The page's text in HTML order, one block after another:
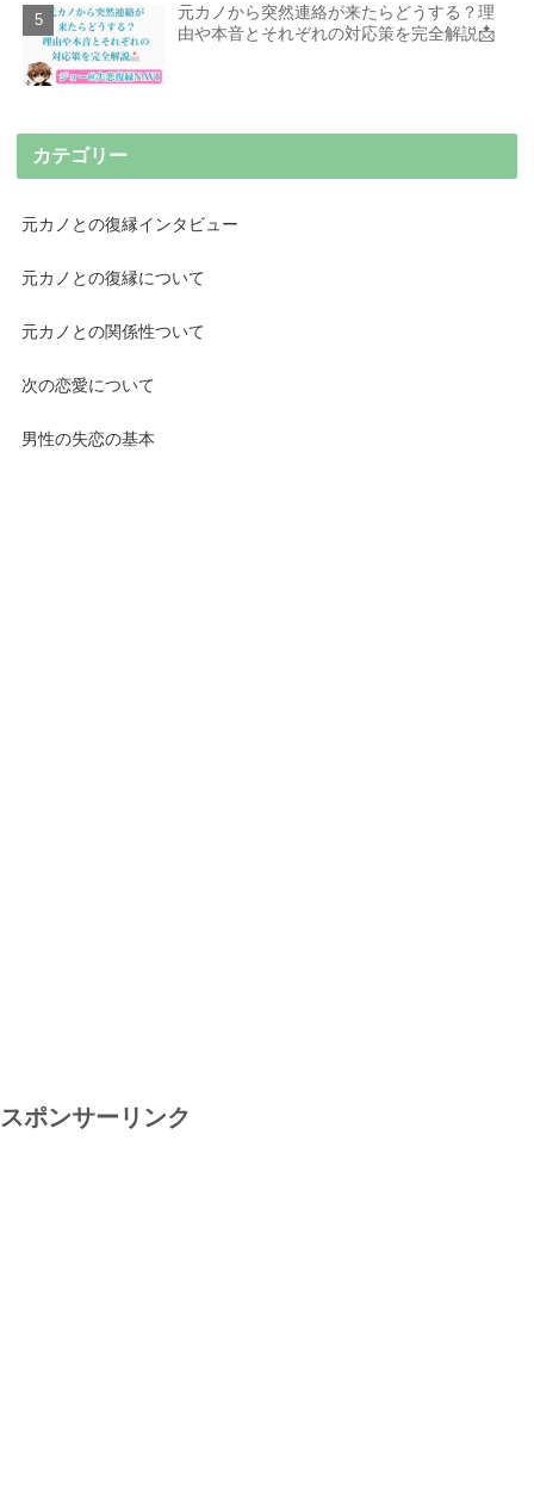
元カノから突然連絡が来たらどうする？理
由や本音とそれぞれの対応策を完全解説📩
カテゴリー
元カノとの復縁インタビュー
元カノとの復縁について
元カノとの関係性ついて
次の恋愛について
男性の失恋の基本
スポンサーリンク